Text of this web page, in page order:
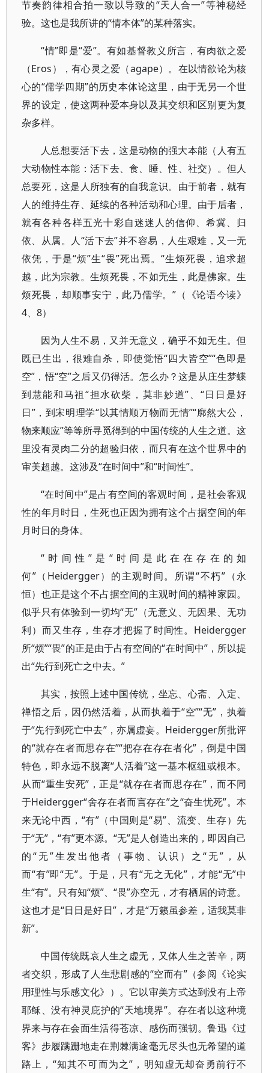
节奏韵律相合拍一致以导致的“天人合一”等神秘经
验。这也是我所讲的“情本体”的某种落实。
“情”即是“爱”。有如基督教义所言，有肉欲之爱
（Eros），有心灵之爱（agape）。在以情欲论为核
心的“儒学四期”的历史本体论这里，由于无另一个世
界的设定，使这两种爱本身以及其交织和区别更为复
杂多样。
人总想要活下去，这是动物的强大本能（人有五
大动物性本能：活下去、食、睡、性、社交）。但人
总要死，这是人所独有的自我意识。由于前者，就有
人的维持生存、延续的各种活动和心理。由于后者，
就有各种各样五光十彩自迷迷人的信仰、希冀、归
依、从属。人“活下去”并不容易，人生艰难，又一无
依凭，于是“烦”生“畏”死出焉。“生烦死畏，追求超
越，此为宗教。生烦死畏，不如无生，此是佛家。生
烦死畏，却顺事安宁，此乃儒学。”（《论语今读》
4、8）
因为人生不易，又并无意义，确乎不如无生。但
既已生出，很难自杀，即使觉悟“四大皆空”“色即是
空”，悟“空”之后又仍得活。怎么办？这是从庄生梦蝶
到慧能和马祖“担水砍柴，莫非妙道”、“日日是好
日”，到宋明理学“以其情顺万物而无情”“廓然大公，
物来顺应”等等所寻觅得到的中国传统的人生之道。这
里没有灵肉二分的超验归依，而只有在这个世界中的
审美超越。这涉及“在时间中”和“时间性”。
“在时间中”是占有空间的客观时间，是社会客观
性的年月时日，生死也正因为拥有这个占据空间的年
月时日的身体。
“时间性”是“时间是此在在存在的如
何”（Heidergger）的主观时间。所谓“不朽”（永
恒）也正是这个不占据空间的主观时间的精神家园。
似乎只有体验到一切均“无”（无意义、无因果、无功
利）而又生存，生存才把握了时间性。Heidergger
所“烦”“畏”的正是由于占有空间的“在时间中”，所以提
出“先行到死亡之中去。”
其实，按照上述中国传统，坐忘、心斋、入定、
禅悟之后，因仍然活着，从而执着于“空”“无”，执着
于“先行到死亡中去”，亦属虚妄。Heidergger所批评
的“就存在者而思存在”“把存在存在者化”，倒是中国
特色，即永远不脱离“人活着”这一基本枢纽或根本。
从而“重生安死”，正是“就存在者而思存在”，而不同
于Heidergger“舍存在者而言存在”之“奋生忧死”。本
来无论中西，“有”（中国则是“易”、流变、生存）先
于“无”，“有”更本源。“无”是人创造出来的，即因自己
的“无”生发出他者（事物、认识）之“无”，从
而“有”即“无”。于是，只有“无之无化”，才能“无”中
生“有”。只有知“烦”、“畏”亦空无，才有栖居的诗意。
这也才是“日日是好日”，才是“万籁虽参差，适我莫非
新”。
中国传统既哀人生之虚无，又体人生之苦辛，两
者交织，形成了人生悲剧感的“空而有”（参阅《论实
用理性与乐感文化》）。它以审美方式达到没有上帝
耶稣、没有神灵庇护的“天地境界”。存在者以这种境
界来与存在会面生活得苍凉、感伤而强韧。鲁迅《过
客》步履蹒跚地走在荆棘满途毫无尽头也无希望的道
路上，“知其不可而为之”，明知虚无却奋勇前行不